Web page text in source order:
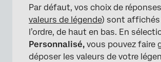
Par défaut, vos choix de
valeurs de légende) sont affichés
l’ordre, de haut en bas. En
Personnalisé, vous pouvez faire
déposer les valeurs de votre